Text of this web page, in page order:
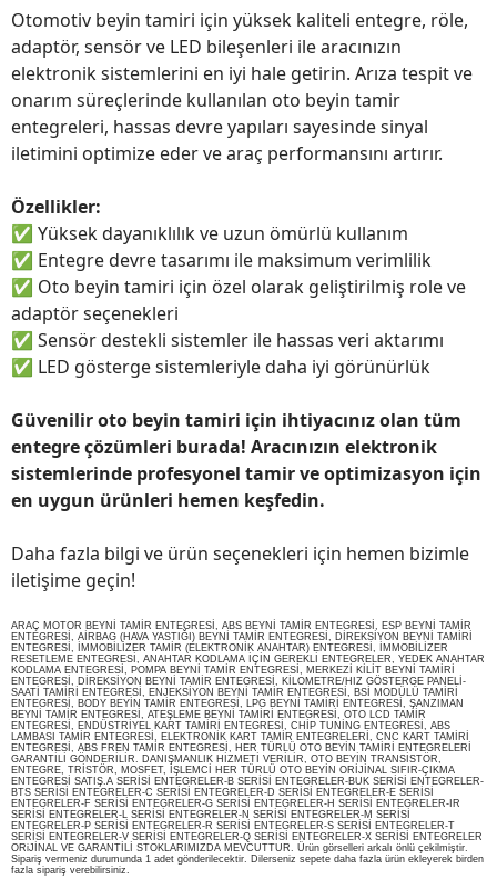
Otomotiv beyin tamiri için yüksek kaliteli entegre, röle,
adaptör, sensör ve LED bileşenleri ile aracınızın
elektronik sistemlerini en iyi hale getirin. Arıza tespit ve
onarım süreçlerinde kullanılan oto beyin tamir
entegreleri, hassas devre yapıları sayesinde sinyal
iletimini optimize eder ve araç performansını artırır.
Özellikler:
✅ Yüksek dayanıklılık ve uzun ömürlü kullanım
✅ Entegre devre tasarımı ile maksimum verimlilik
✅ Oto beyin tamiri için özel olarak geliştirilmiş role ve
adaptör seçenekleri
✅ Sensör destekli sistemler ile hassas veri aktarımı
✅ LED gösterge sistemleriyle daha iyi görünürlük
Güvenilir oto beyin tamiri için ihtiyacınız olan tüm
entegre çözümleri burada! Aracınızın elektronik
sistemlerinde profesyonel tamir ve optimizasyon için
en uygun ürünleri hemen keşfedin.
Daha fazla bilgi ve ürün seçenekleri için hemen bizimle
iletişime geçin!
ARAÇ MOTOR BEYNİ TAMİR ENTEGRESİ, ABS BEYNİ TAMİR ENTEGRESİ, ESP BEYNİ TAMİR
ENTEGRESİ, AİRBAG (HAVA YASTIĞI) BEYNİ TAMİR ENTEGRESİ, DİREKSİYON BEYNİ TAMİRİ
ENTEGRESİ, İMMOBİLİZER TAMİR (ELEKTRONİK ANAHTAR) ENTEGRESİ, İMMOBİLİZER
RESETLEME ENTEGRESİ, ANAHTAR KODLAMA İÇİN GEREKLİ ENTEGRELER, YEDEK ANAHTAR
KODLAMA ENTEGRESİ, POMPA BEYNİ TAMİR ENTEGRESİ, MERKEZİ KİLİT BEYNİ TAMİRİ
ENTEGRESİ, DİREKSİYON BEYNİ TAMİR ENTEGRESİ, KİLOMETRE/HIZ GÖSTERGE PANELİ-
SAATİ TAMİRİ ENTEGRESİ, ENJEKSİYON BEYNİ TAMİR ENTEGRESİ, BSİ MODÜLÜ TAMİRİ
ENTEGRESİ, BODY BEYİN TAMİR ENTEGRESİ, LPG BEYNİ TAMİRİ ENTEGRESİ, ŞANZIMAN
BEYNİ TAMİR ENTEGRESİ, ATEŞLEME BEYNİ TAMİRİ ENTEGRESİ, OTO LCD TAMİR
ENTEGRESİ, ENDÜSTRİYEL KART TAMİRİ ENTEGRESİ, CHİP TUNİNG ENTEGRESİ, ABS
LAMBASI TAMİR ENTEGRESİ, ELEKTRONİK KART TAMİR ENTEGRELERİ, CNC KART TAMİRİ
ENTEGRESİ, ABS FREN TAMİR ENTEGRESİ, HER TÜRLÜ OTO BEYİN TAMİRİ ENTEGRELERİ
GARANTİLİ GÖNDERİLİR. DANIŞMANLIK HİZMETİ VERİLİR, OTO BEYİN TRANSİSTÖR,
ENTEGRE, TRİSTÖR, MOSFET, İŞLEMCİ HER TÜRLÜ OTO BEYİN ORİJİNAL SIFIR-ÇIKMA
ENTEGRESİ SATIŞ.A SERİSİ ENTEGRELER-B SERİSİ ENTEGRELER-BUK SERİSİ ENTEGRELER-
BTS SERİSİ ENTEGRELER-C SERİSİ ENTEGRELER-D SERİSİ ENTEGRELER-E SERİSİ
ENTEGRELER-F SERİSİ ENTEGRELER-G SERİSİ ENTEGRELER-H SERİSİ ENTEGRELER-IR
SERİSİ ENTEGRELER-L SERİSİ ENTEGRELER-N SERİSİ ENTEGRELER-M SERİSİ
ENTEGRELER-P SERİSİ ENTEGRELER-R SERİSİ ENTEGRELER-S SERİSİ ENTEGRELER-T
SERİSİ ENTEGRELER-V SERİSİ ENTEGRELER-Q SERİSİ ENTEGRELER-X SERİSİ ENTEGRELER
ORiJİNAL VE GARANTİLİ STOKLARIMIZDA MEVCUTTUR. Ürün görselleri arkalı önlü çekilmiştir.
Sipariş vermeniz durumunda 1 adet gönderilecektir. Dilerseniz sepete daha fazla ürün ekleyerek birden
fazla sipariş verebilirsiniz.